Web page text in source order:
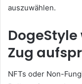
auszuwählen.
Zug
NFTs oder Non-